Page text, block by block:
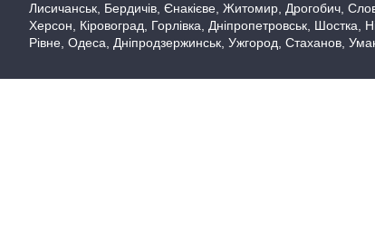
Лисичанськ, Бердичів, Єнакієве, Житомир, Дрогобич,
Херсон, Кіровоград, Горлівка, Дніпропетровськ,
Рівне, Одеса, Дніпродзержинськ, Ужгород, Стаханов,